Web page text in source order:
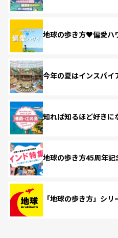
地球の歩き方♥偏愛ハ
今年の夏はインスパイ
知れば知るほど好きに
地球の歩き方45周年記
「地球の歩き方」シ